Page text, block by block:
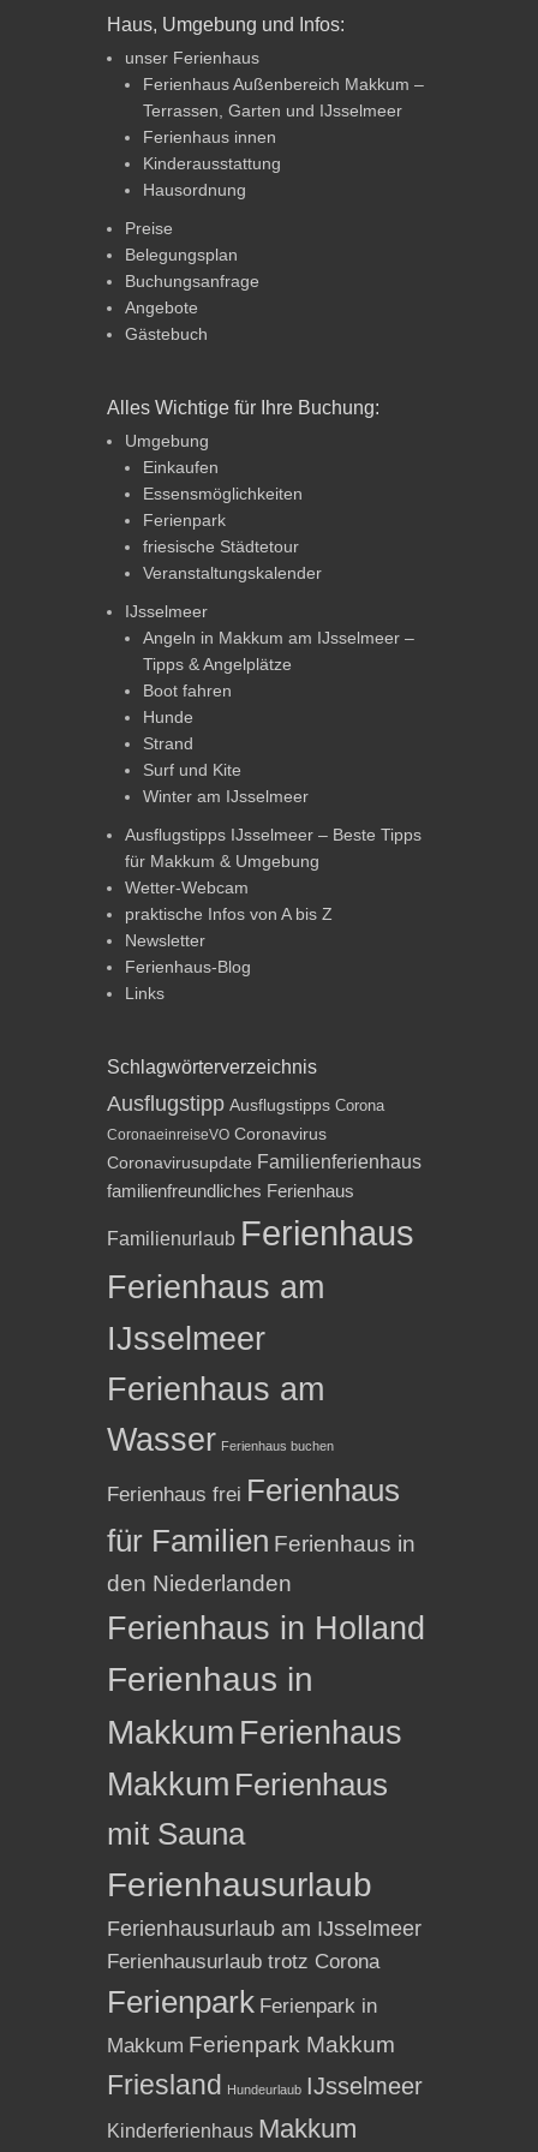
Haus, Umgebung und Infos:
unser Ferienhaus
Ferienhaus Außenbereich Makkum –
Terrassen, Garten und IJsselmeer
Ferienhaus innen
Kinderausstattung
Hausordnung
Preise
Belegungsplan
Buchungsanfrage
Angebote
Gästebuch
Alles Wichtige für Ihre Buchung:
Umgebung
Einkaufen
Essensmöglichkeiten
Ferienpark
friesische Städtetour
Veranstaltungskalender
IJsselmeer
Angeln in Makkum am IJsselmeer –
Tipps & Angelplätze
Boot fahren
Hunde
Strand
Surf und Kite
Winter am IJsselmeer
Ausflugstipps IJsselmeer – Beste Tipps
für Makkum & Umgebung
Wetter-Webcam
praktische Infos von A bis Z
Newsletter
Ferienhaus-Blog
Links
Schlagwörterverzeichnis
Ausflugstipp Ausflugstipps Corona
CoronaeinreiseVO Coronavirus
Coronavirusupdate Familienferienhaus
familienfreundliches Ferienhaus
Familienurlaub Ferienhaus
Ferienhaus am
IJsselmeer
Ferienhaus am
Wasser Ferienhaus buchen
Ferienhaus frei Ferienhaus
für Familien Ferienhaus in
den Niederlanden
Ferienhaus in Holland
Ferienhaus in
Makkum Ferienhaus
Makkum Ferienhaus
mit Sauna
Ferienhausurlaub
Ferienhausurlaub am IJsselmeer
Ferienhausurlaub trotz Corona
Ferienpark Ferienpark in
Makkum Ferienpark Makkum
Friesland Hundeurlaub IJsselmeer
Kinderferienhaus Makkum